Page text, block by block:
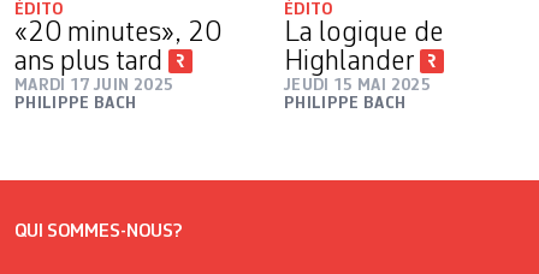
ÉDITO
«20 minutes», 20
ans plus tard
MARDI 17 JUIN 2025
PHILIPPE BACH
ÉDITO
La logique de
Highlander
JEUDI 15 MAI 2025
PHILIPPE BACH
QUI SOMMES-NOUS?